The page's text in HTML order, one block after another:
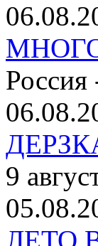
Россия
9